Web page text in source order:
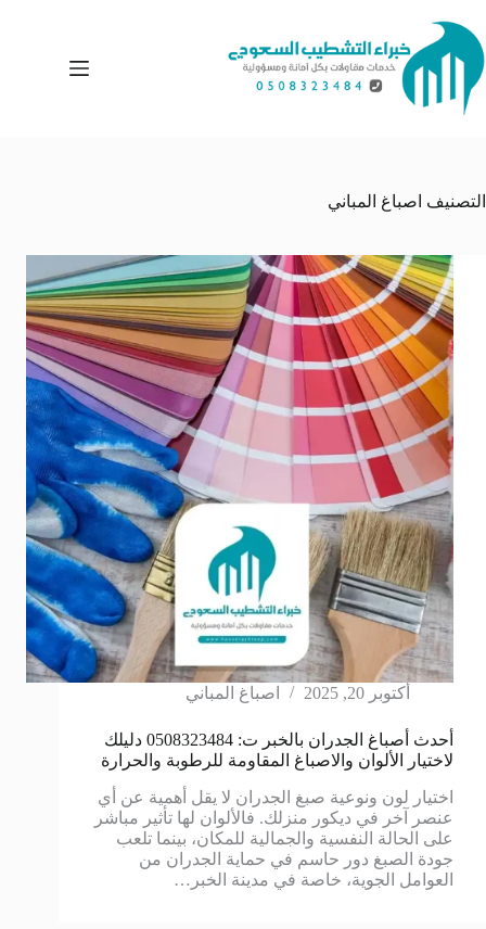
إلى
المحتوى
التصنيف اصباغ المباني
أكتوبر 20, 2025 اصباغ المباني
أحدث أصباغ الجدران بالخبر ت: 0508323484 دليلك
لاختيار الألوان والاصباغ المقاومة للرطوبة والحرارة
اختيار لون ونوعية صبغ الجدران لا يقل أهمية عن أي
عنصر آخر في ديكور منزلك. فالألوان لها تأثير مباشر
على الحالة النفسية والجمالية للمكان، بينما تلعب
جودة الصبغ دور حاسم في حماية الجدران من
العوامل الجوية، خاصة في مدينة الخبر…